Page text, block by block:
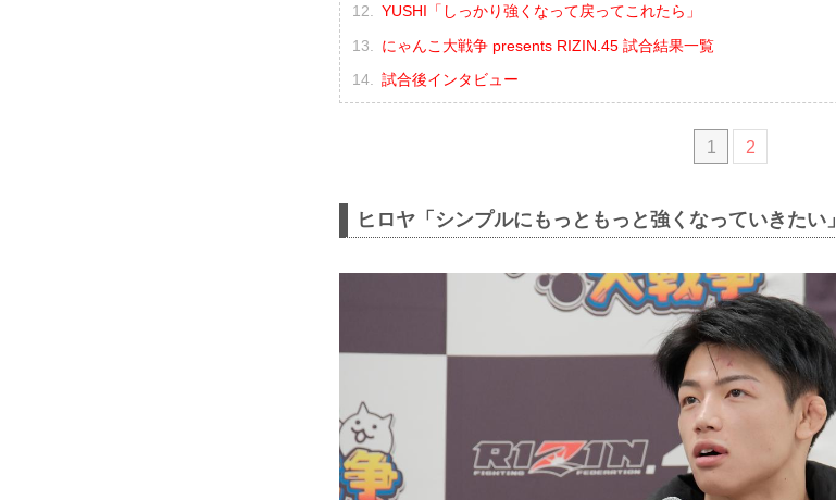
YUSHI「しっかり強くなって戻ってこれたら」
にゃんこ大戦争 presents RIZIN.45 試合結果一覧
試合後インタビュー
1 2
ヒロヤ「シンプルにもっともっと強くなっていきたい」